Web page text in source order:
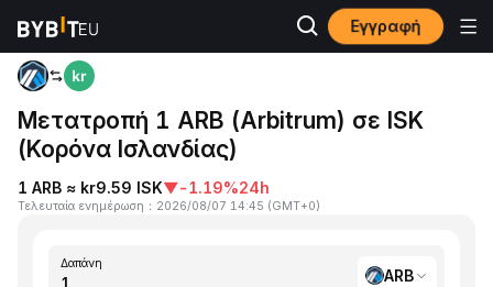
Εγγραφή
Αρχική ARB to ISK
Μετατροπή 1 ARB (Arbitrum) σε ISK
(Κορόνα Ισλανδίας)
1 ARB ≈ kr9.59 ISK▼-1.19%24h
Τελευταία ενημέρωση ： 2026/08/07 14:45 (GMT+0)
Δαπάνη
ARB